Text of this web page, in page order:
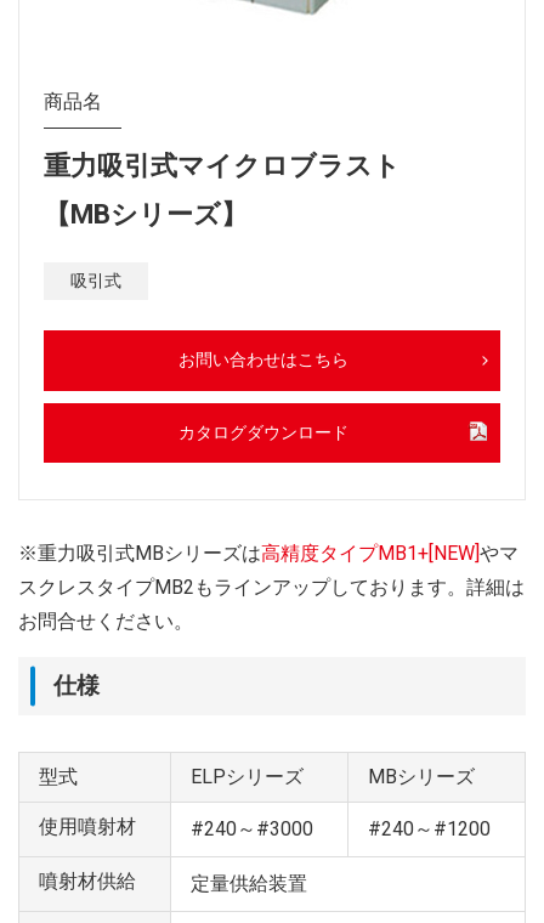
商品名
重力吸引式マイクロブラスト
【MBシリーズ】
吸引式
お問い合わせはこちら
カタログダウンロード
※重力吸引式MBシリーズは高精度タイプMB1+[NEW] やマ
スクレスタイプMB2もラインアップしております。詳細は
お問合せください。
仕様
型式 ELPシリーズ MBシリーズ
使用噴射材 #240～#3000 #240～#1200
噴射材供給 定量供給装置